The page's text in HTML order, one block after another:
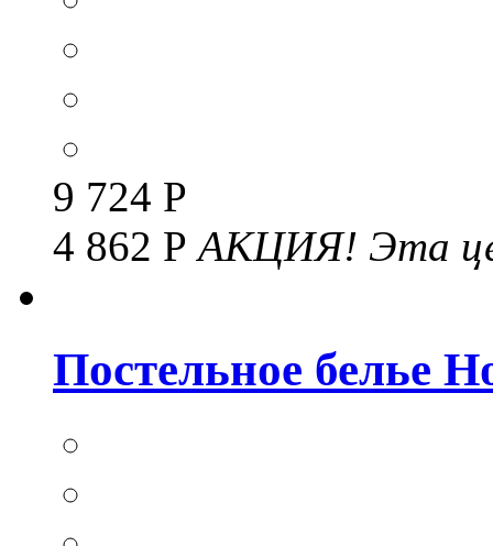
9 724 Р
4 862 РАКЦИЯ! Эта
Постельное белье